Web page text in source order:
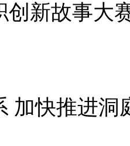
创新故事大
加快推进洞